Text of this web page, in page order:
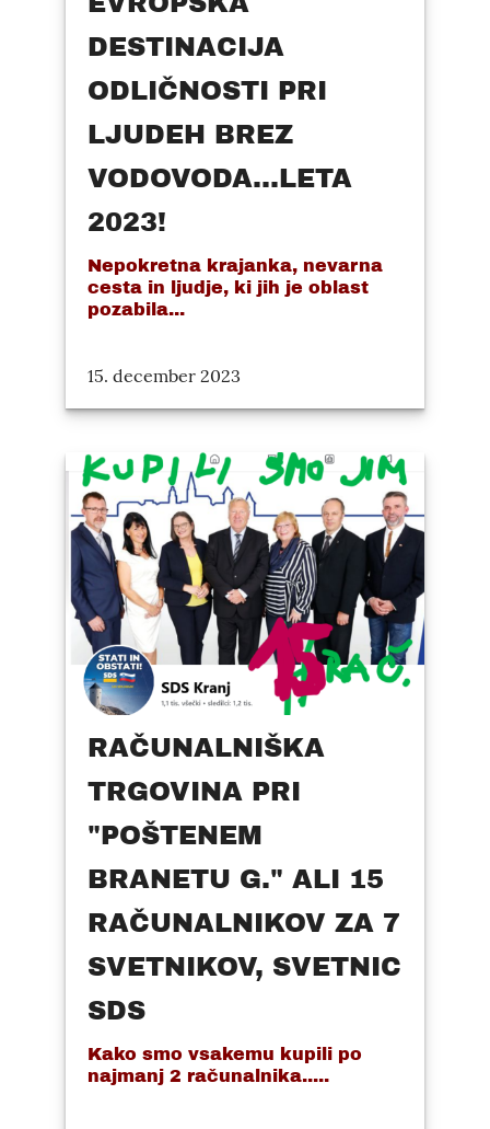
DESTINACIJA
ODLIČNOSTI PRI
LJUDEH BREZ
VODOVODA...LETA
2023!
Nepokretna krajanka, nevarna
cesta in ljudje, ki jih je oblast
pozabila...
15. december 2023
RAČUNALNIŠKA
TRGOVINA PRI
"POŠTENEM
BRANETU G." ALI 15
RAČUNALNIKOV ZA 7
SVETNIKOV, SVETNIC
SDS
Kako smo vsakemu kupili po
najmanj 2 računalnika.....